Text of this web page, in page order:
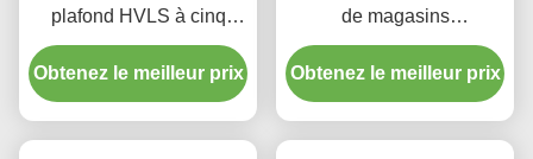
plafond HVLS à cinq
lames avec
télécommande de moteur
à courant alternatif
Obtenez le meilleur prix
de magasins
commerciaux de diamètre
géant 5 lames ventilateur
HVLS 40dB
Obtenez le meilleur prix